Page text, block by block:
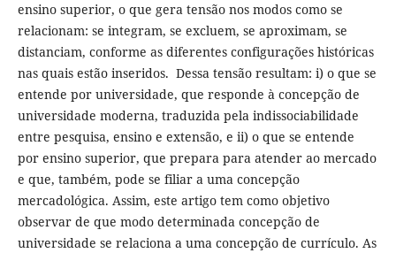
ensino superior, o que gera tensão nos modos como se
relacionam: se integram, se excluem, se aproximam, se
distanciam, conforme as diferentes configurações históricas
nas quais estão inseridos. Dessa tensão resultam: i) o que se
entende por universidade, que responde à concepção de
universidade moderna, traduzida pela indissociabilidade
entre pesquisa, ensino e extensão, e ii) o que se entende
por ensino superior, que prepara para atender ao mercado
e que, também, pode se filiar a uma concepção
mercadológica. Assim, este artigo tem como objetivo
observar de que modo determinada concepção de
universidade se relaciona a uma concepção de currículo. As